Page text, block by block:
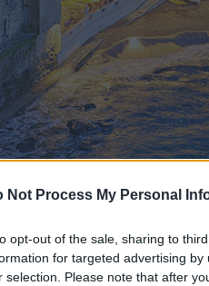
Not Process My Personal
opt-out of the sale, sharing to
for targeted advertising
selection. Please note that after